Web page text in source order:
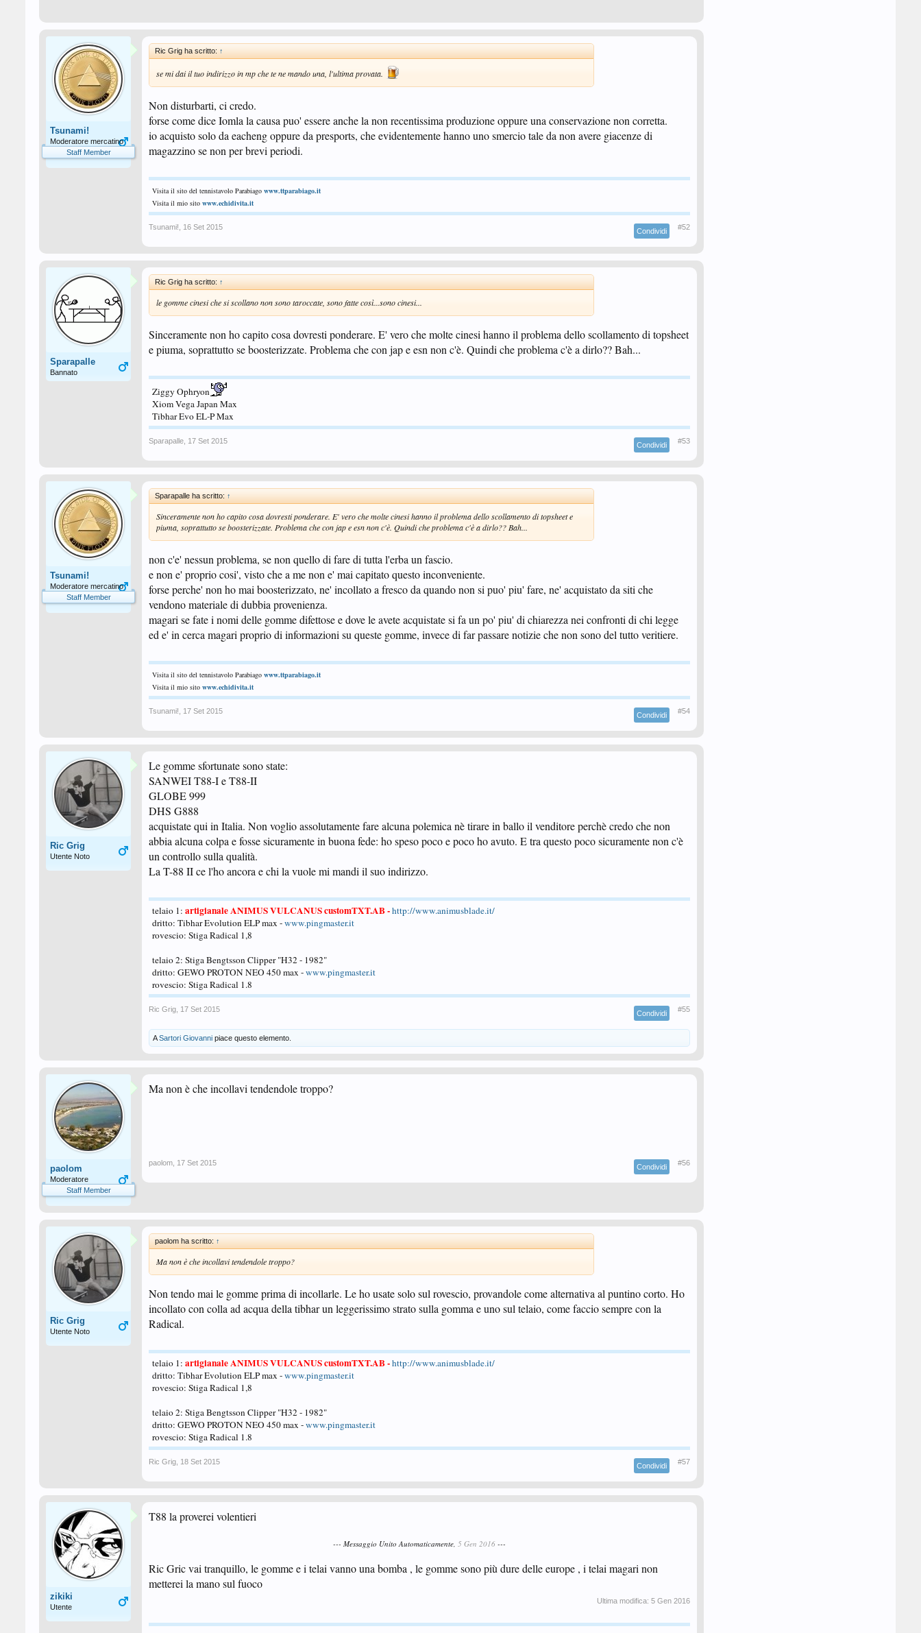
Tsunami!
Moderatore mercatino
Staff Member
Ric Grig ha scritto: ↑
se mi dai il tuo indirizzo in mp che te ne mando una, l'ultima provata.
Non disturbarti, ci credo.
forse come dice Iomla la causa puo' essere anche la non recentissima produzione oppure una conservazione non corretta.
io acquisto solo da eacheng oppure da presports, che evidentemente hanno uno smercio tale da non avere giacenze di
magazzino se non per brevi periodi.
Visita il sito del tennistavolo Parabiago www.ttparabiago.it
Visita il mio sito www.echidivita.it
Tsunami! 16 Set 2015 Condividi #52
Sparapalle
Bannato
Ric Grig ha scritto: ↑
le gomme cinesi che si scollano non sono taroccate, sono fatte così...sono cinesi...
Sinceramente non ho capito cosa dovresti ponderare. E' vero che molte cinesi hanno il problema dello scollamento di topsheet
e piuma, soprattutto se boosterizzate. Problema che con jap e esn non c'è. Quindi che problema c'è a dirlo?? Bah...
Ziggy Ophryon
Xiom Vega Japan Max
Tibhar Evo EL-P Max
Sparapalle 17 Set 2015 Condividi #53
Tsunami!
Moderatore mercatino
Staff Member
Sparapalle ha scritto: ↑
Sinceramente non ho capito cosa dovresti ponderare. E' vero che molte cinesi hanno il problema dello scollamento di topsheet e
piuma, soprattutto se boosterizzate. Problema che con jap e esn non c'è. Quindi che problema c'è a dirlo?? Bah...
non c'e' nessun problema, se non quello di fare di tutta l'erba un fascio.
e non e' proprio cosi', visto che a me non e' mai capitato questo inconveniente.
forse perche' non ho mai boosterizzato, ne' incollato a fresco da quando non si puo' piu' fare, ne' acquistato da siti che
vendono materiale di dubbia provenienza.
magari se fate i nomi delle gomme difettose e dove le avete acquistate si fa un po' piu' di chiarezza nei confronti di chi legge
ed e' in cerca magari proprio di informazioni su queste gomme, invece di far passare notizie che non sono del tutto veritiere.
Visita il sito del tennistavolo Parabiago www.ttparabiago.it
Visita il mio sito www.echidivita.it
Tsunami! 17 Set 2015 Condividi #54
Ric Grig
Utente Noto
Le gomme sfortunate sono state:
SANWEI T88-I e T88-II
GLOBE 999
DHS G888
acquistate qui in Italia. Non voglio assolutamente fare alcuna polemica nè tirare in ballo il venditore perchè credo che non
abbia alcuna colpa e fosse sicuramente in buona fede: ho speso poco e poco ho avuto. E tra questo poco sicuramente non c'è
un controllo sulla qualità.
La T-88 II ce l'ho ancora e chi la vuole mi mandi il suo indirizzo.
telaio 1: artigianale ANIMUS VULCANUS customTXT.AB-http://www.animusblade.it/
dritto: Tibhar Evolution ELP max -www.pingmaster.it
rovescio: Stiga Radical 1,8
telaio 2: Stiga Bengtsson Clipper "H32 - 1982"
dritto: GEWO PROTON NEO 450 max -www.pingmaster.it
rovescio: Stiga Radical 1.8
Ric Grig 17 Set 2015 Condividi #55
ASartori Giovanni piace questo elemento.
paolom
Moderatore
Staff Member
Ma non è che incollavi tendendole troppo?
paolom 17 Set 2015 Condividi #56
Ric Grig
Utente Noto
paolom ha scritto: ↑
Ma non è che incollavi tendendole troppo?
Non tendo mai le gomme prima di incollarle. Le ho usate solo sul rovescio, provandole come alternativa al puntino corto. Ho
incollato con colla ad acqua della tibhar un leggerissimo strato sulla gomma e uno sul telaio, come faccio sempre con la
Radical.
telaio 1: artigianale ANIMUS VULCANUS customTXT.AB-http://www.animusblade.it/
dritto: Tibhar Evolution ELP max -www.pingmaster.it
rovescio: Stiga Radical 1,8
telaio 2: Stiga Bengtsson Clipper "H32 - 1982"
dritto: GEWO PROTON NEO 450 max -www.pingmaster.it
rovescio: Stiga Radical 1.8
Ric Grig 18 Set 2015 Condividi #57
zikiki
Utente
T88 la proverei volentieri
--- Messaggio Unito Automaticamente, 5 Gen 2016 ---
Ric Gric vai tranquillo, le gomme e i telai vanno una bomba , le gomme sono più dure delle europe , i telai magari non
metterei la mano sul fuoco
Ultima modifica: 5 Gen 2016